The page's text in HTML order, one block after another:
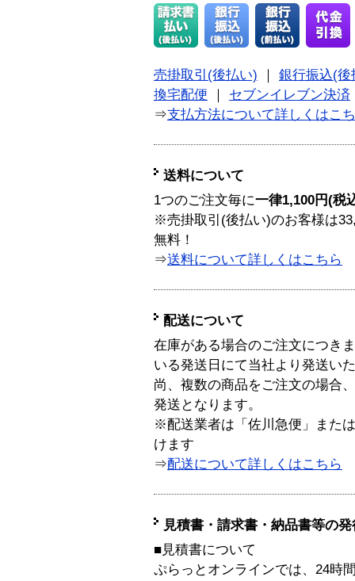
売掛取引(後払い)
銀行振込(後
換宅配便
セブンイレブン決済
⇒支払方法について詳しくはこ
送料について
1つのご注文毎に一律1,100円(税
※売掛取引(後払い)のお客様は
無料！
⇒送料について詳しくはこちら
配送について
在庫がある場合のご注文につき
いる発送日にて当社より発送い
尚、複数の商品をご注文の場合
発送となります。
※配送業者は「佐川急便」また
けます
⇒配送について詳しくはこちら
見積書・請求書・納品書等の
■見積書について
ぷらっとオンラインでは、24時